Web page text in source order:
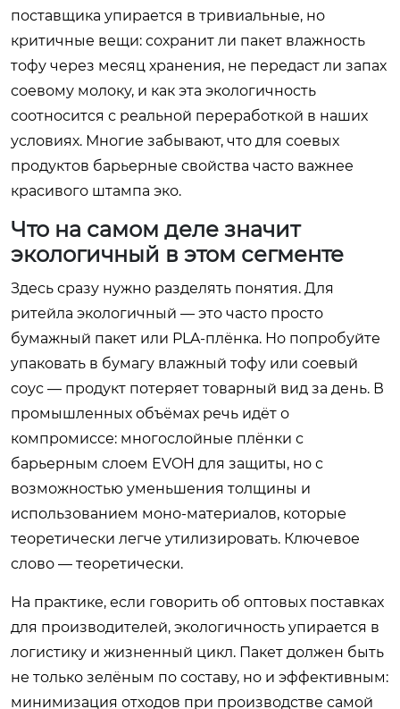
поставщика упирается в тривиальные, но
критичные вещи: сохранит ли пакет влажность
тофу через месяц хранения, не передаст ли запах
соевому молоку, и как эта экологичность
соотносится с реальной переработкой в наших
условиях. Многие забывают, что для соевых
продуктов барьерные свойства часто важнее
красивого штампа эко.
Что на самом деле значит
экологичный в этом сегменте
Здесь сразу нужно разделять понятия. Для
ритейла экологичный — это часто просто
бумажный пакет или PLA-плёнка. Но попробуйте
упаковать в бумагу влажный тофу или соевый
соус — продукт потеряет товарный вид за день. В
промышленных объёмах речь идёт о
компромиссе: многослойные плёнки с
барьерным слоем EVOH для защиты, но с
возможностью уменьшения толщины и
использованием моно-материалов, которые
теоретически легче утилизировать. Ключевое
слово — теоретически.
На практике, если говорить об оптовых поставках
для производителей, экологичность упирается в
логистику и жизненный цикл. Пакет должен быть
не только зелёным по составу, но и эффективным:
минимизация отходов при производстве самой